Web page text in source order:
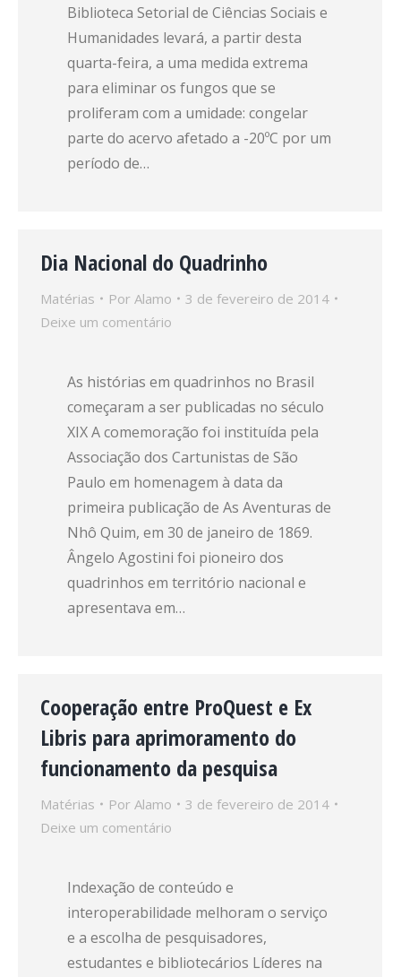
Biblioteca Setorial de Ciências Sociais e
Humanidades levará, a partir desta
quarta-feira, a uma medida extrema
para eliminar os fungos que se
proliferam com a umidade: congelar
parte do acervo afetado a -20ºC por um
período de…
Dia Nacional do Quadrinho
Matérias Por Alamo
3 de fevereiro de 2014
Deixe um comentário
As histórias em quadrinhos no Brasil
começaram a ser publicadas no século
XIX A comemoração foi instituída pela
Associação dos Cartunistas de São
Paulo em homenagem à data da
primeira publicação de As Aventuras de
Nhô Quim, em 30 de janeiro de 1869.
Ângelo Agostini foi pioneiro dos
quadrinhos em território nacional e
apresentava em…
Cooperação entre ProQuest e Ex
Libris para aprimoramento do
funcionamento da pesquisa
Matérias Por Alamo
3 de fevereiro de 2014
Deixe um comentário
Indexação de conteúdo e
interoperabilidade melhoram o serviço
e a escolha de pesquisadores,
estudantes e bibliotecários Líderes na